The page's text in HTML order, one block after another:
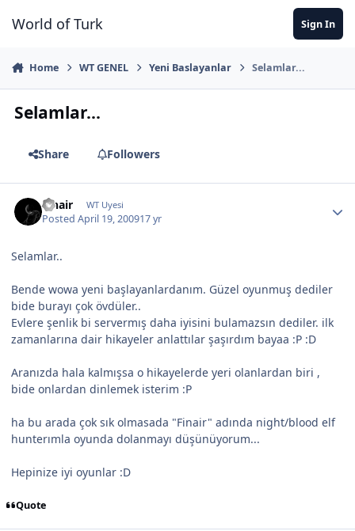
World of Turk Sign In
Home WT GENEL Yeni Baslayanlar Selamlar...
Selamlar...
Share Followers
Finair WT Uyesi
PostedApril 19, 200917 yr
Selamlar..
Bende wowa yeni başlayanlardanım. Güzel oyunmuş dediler
bide burayı çok övdüler..
Evlere şenlik bi servermış daha iyisini bulamazsın dediler. ilk
zamanlarına dair hikayeler anlattılar şaşırdım bayaa :P :D
Aranızda hala kalmışsa o hikayelerde yeri olanlardan biri ,
bide onlardan dinlemek isterim :P
ha bu arada çok sık olmasada "Finair" adında night/blood elf
hunterımla oyunda dolanmayı düşünüyorum...
Hepinize iyi oyunlar :D
Quote